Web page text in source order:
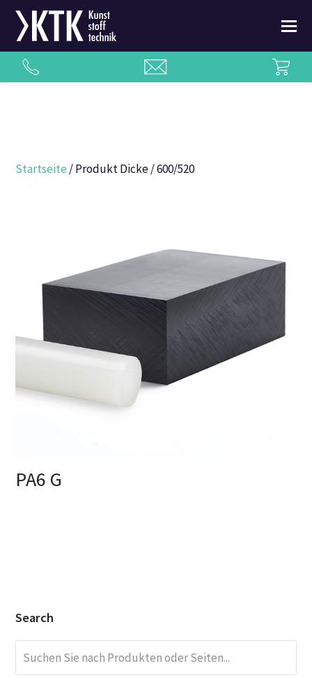
Startseite / Produkt Dicke / 600/520
PA6 G
Search
Sie
nach